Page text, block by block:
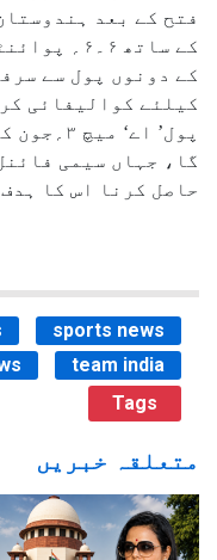
فتح کے بعد
کے ساتھ
کیلئے کوالیفائی
پول’
گا، جہاں سیمی
حاصل کرنا اس کا ہدف
sports news
team india
Tags
متعلقہ خبریں